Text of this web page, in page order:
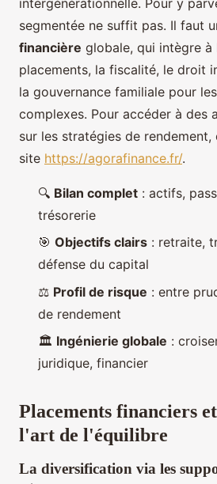
intergénérationnelle. Pour y
segmentée ne suffit pas. Il faut
financière globale, qui intègre à
placements, la fiscalité, le droit
la gouvernance familiale pour
complexes. Pour accéder à des
sur les stratégies de
site https://agorafinance.fr/.
🔍 Bilan complet : actifs,
trésorerie
🎯 Objectifs clairs : retraite,
défense du capital
⚖️ Profil de risque : entre
de rendement
🏛️ Ingénierie globale :
juridique, financier
Placements financiers
l'art de l'équilibre
La diversification via les